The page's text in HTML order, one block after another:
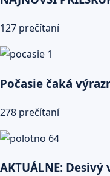
127 prečítaní
Počasie čaká
278 prečítaní
AKTUÁLNE: